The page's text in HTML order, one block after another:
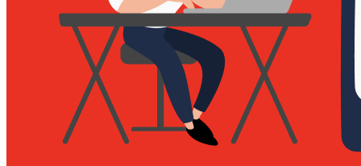
Виджет для amoCRM
Битрикс24